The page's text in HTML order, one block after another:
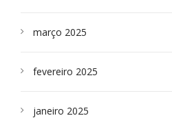
março 2025
fevereiro 2025
janeiro 2025